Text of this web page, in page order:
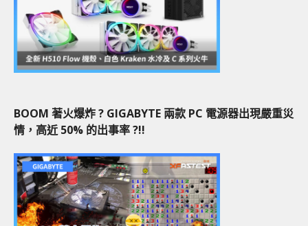
BOOM 著火爆炸 ? GIGABYTE 兩款 PC 電源器出現嚴重災
情，高近 50% 的出事率 ?!!